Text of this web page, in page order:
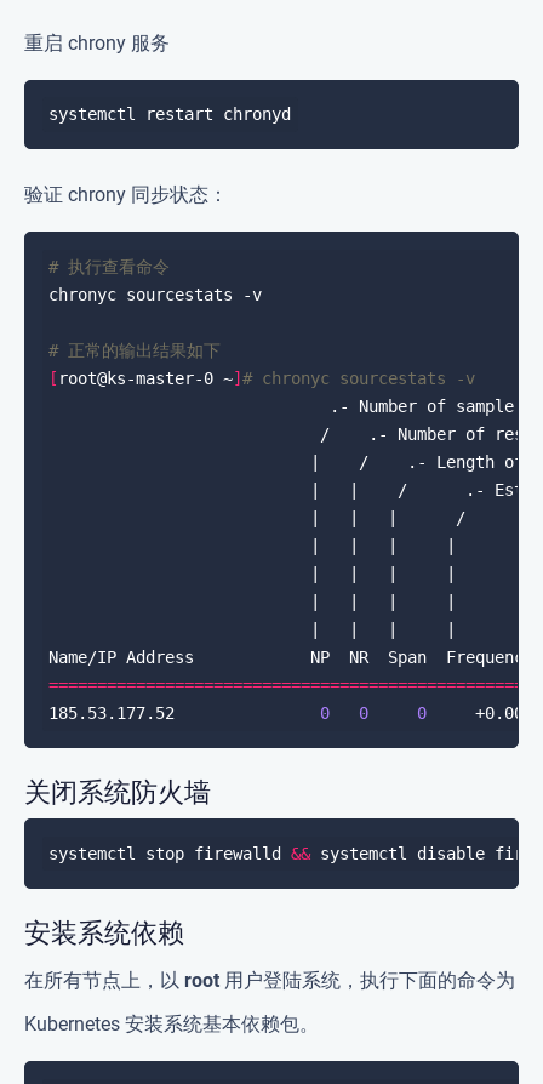
重启 chrony 服务
验证 chrony 同步状态：
# 执行查看命令
# 正常的输出结果如下
[ root@ks-master-0 ~]# chronyc sourcestats -v
|    /    .- Length of
|   |    /      .-
185.53.177.52 0 0 0
关闭系统防火墙
systemctl stop firewalld &&
安装系统依赖
在所有节点上，以 root 用户登陆系统，执行下面的命令为
Kubernetes 安装系统基本依赖包。